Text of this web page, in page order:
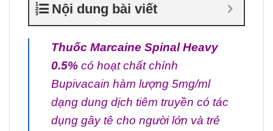
Nội dung bài viết
Thuốc Marcaine Spinal Heavy
0.5% có hoạt chất chính
Bupivacain hàm lượng 5mg/ml
dạng dung dịch tiêm truyền có tác
dụng gây tê cho người lớn và trẻ